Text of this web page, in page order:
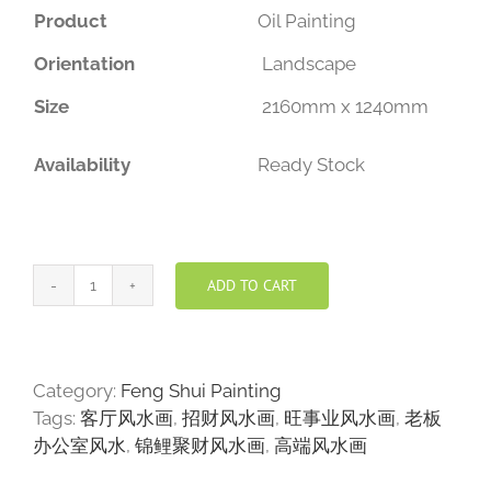
Product
Oil Painting
Orientation
Landscape
Size
2160mm x 1240mm
Availability Ready Stock
黄
风
水
画
ADD TO CART
Category: Feng Shui Painting
Tags: 客厅风水画, 招财风水画, 旺事业风水画, 老板
办公室风水, 锦鲤聚财风水画, 高端风水画